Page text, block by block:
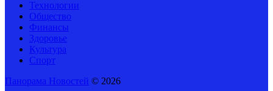
Технологии
Общество
Финансы
Здоровье
Культура
Спорт
Панорама Новостей © 2026